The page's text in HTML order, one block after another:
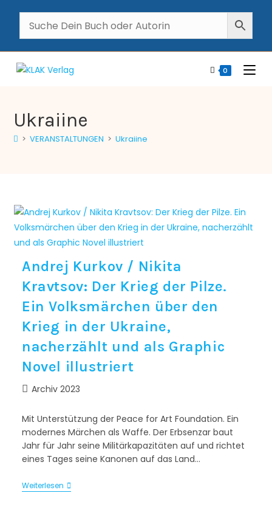
0
Ukraiine
> VERANSTALTUNGEN > Ukraiine
Andrej Kurkov / Nikita
Kravtsov: Der Krieg der Pilze.
Ein Volksmärchen über den
Krieg in der Ukraine,
nacherzählt und als Graphic
Novel illustriert
Archiv 2023
Mit Unterstützung der Peace for Art Foundation. Ein
modernes Märchen als Waffe. Der Erbsenzar baut
Jahr für Jahr seine Militärkapazitäten auf und richtet
eines Tages seine Kanonen auf das Land…
Weiterlesen